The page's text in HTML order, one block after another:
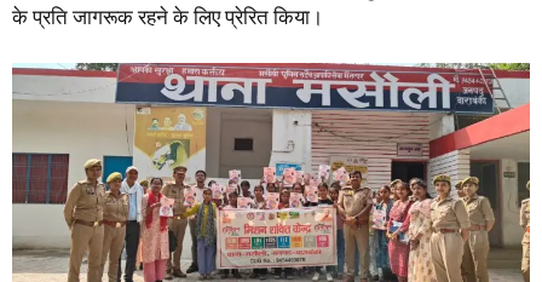
के प्रति जागरूक रहने के लिए प्रेरित किया।